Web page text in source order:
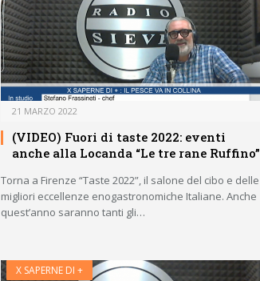
21 MARZO 2022
(VIDEO) Fuori di taste 2022: eventi
anche alla Locanda “Le tre rane Ruffino”
Torna a Firenze “Taste 2022”, il salone del cibo e delle
migliori eccellenze enogastronomiche Italiane. Anche
quest’anno saranno tanti gli…
X SAPERNE DI +